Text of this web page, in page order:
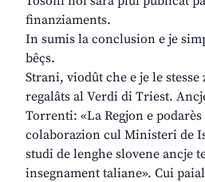
finanziaments.
In sumis la conclusion e je
bêçs.
Strani, viodût che e je le
regalâts al Verdi di Triest.
Torrenti: «La Regjon e
colaborazion cul Ministeri de
studi de lenghe slovene ancje
insegnament taliane». Cui